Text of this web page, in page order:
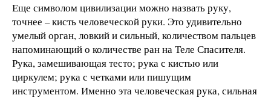
Еще символом цивилизации можно назвать руку,
точнее – кисть человеческой руки. Это удивительно
умелый орган, ловкий и сильный, количеством пальцев
напоминающий о количестве ран на Теле Спасителя.
Рука, замешивающая тесто; рука с кистью или
циркулем; рука с четками или пишущим
инструментом. Именно эта человеческая рука, сильная